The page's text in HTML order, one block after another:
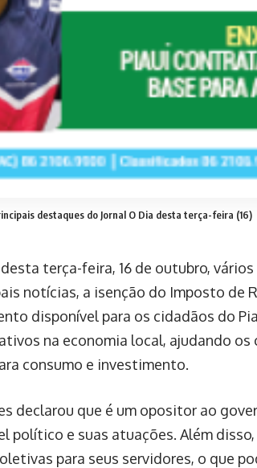
destaques do Jornal O Dia desta terça-feira (16)
terça-feira, 16 de outubro,
notícias, a isenção do Imposto de
disponível para os cidadãos do
na economia local, ajudando os
consumo e investimento.
declarou que é um opositor ao
político e suas atuações. Além
para seus servidores, o que